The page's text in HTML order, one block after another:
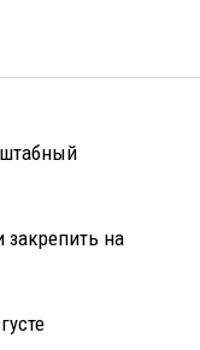
закрепить на